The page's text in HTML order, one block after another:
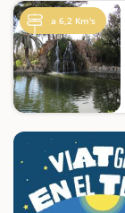
a 6,2 Km's